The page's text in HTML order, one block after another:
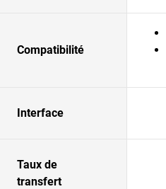
Compatibilité
Interface
Taux de
transfert